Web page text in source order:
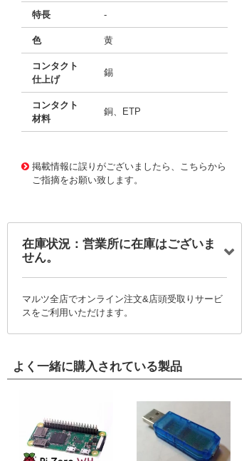
特長 -
色 黄
コンタクト
仕上げ
錫
コンタクト
材料
銅、ETP
掲載情報に誤りがございましたら、こちらから
ご指摘をお願い致します。
在庫状況：営業所に在庫はございま
せん。
マルツ全店でオンライン注文&店頭受取りサービ
スをご利用いただけます。
よく一緒に購入されている製品